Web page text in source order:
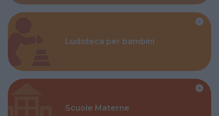
Ludoteca per bambini
Scuole Materne